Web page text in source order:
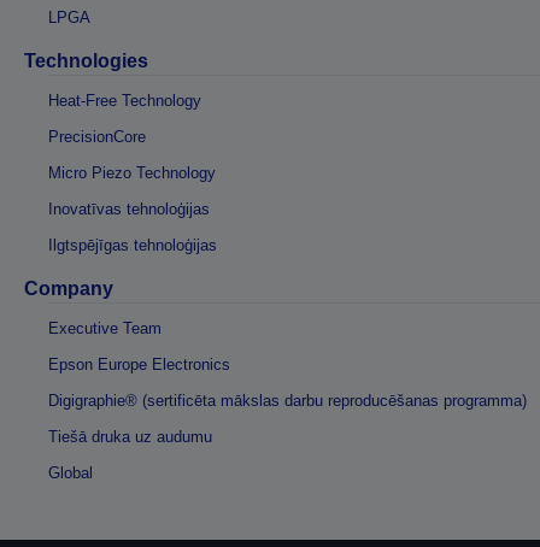
LPGA
Technologies
Heat-Free Technology
PrecisionCore
Micro Piezo Technology
Inovatīvas tehnoloģijas
Ilgtspējīgas tehnoloģijas
Company
Executive Team
Epson Europe Electronics
Digigraphie® (sertificēta mākslas darbu reproducēšanas programma)
Tiešā druka uz audumu
Global